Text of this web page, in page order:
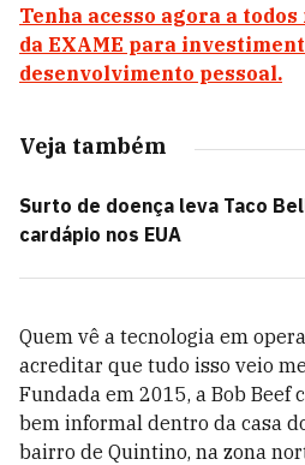
Tenha acesso agora a
da EXAME para
desenvolvimento pessoal.
Veja também
Surto de doença leva Taco
cardápio nos EUA
Quem vê a tecnologia em
acreditar que tudo isso veio
Fundada em 2015, a Bob Beef
bem informal dentro da casa
bairro de Quintino, na zona